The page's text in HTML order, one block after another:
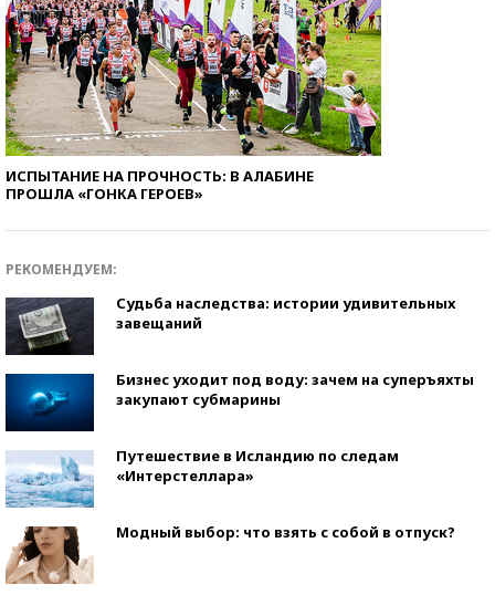
ИСПЫТАНИЕ НА ПРОЧНОСТЬ: В АЛАБИНЕ
ПРОШЛА «ГОНКА ГЕРОЕВ»
РЕКОМЕНДУЕМ:
Судьба наследства: истории удивительных
завещаний
Бизнес уходит под воду: зачем на суперъяхты
закупают субмарины
Путешествие в Исландию по следам
«Интерстеллара»
Модный выбор: что взять с собой в отпуск?